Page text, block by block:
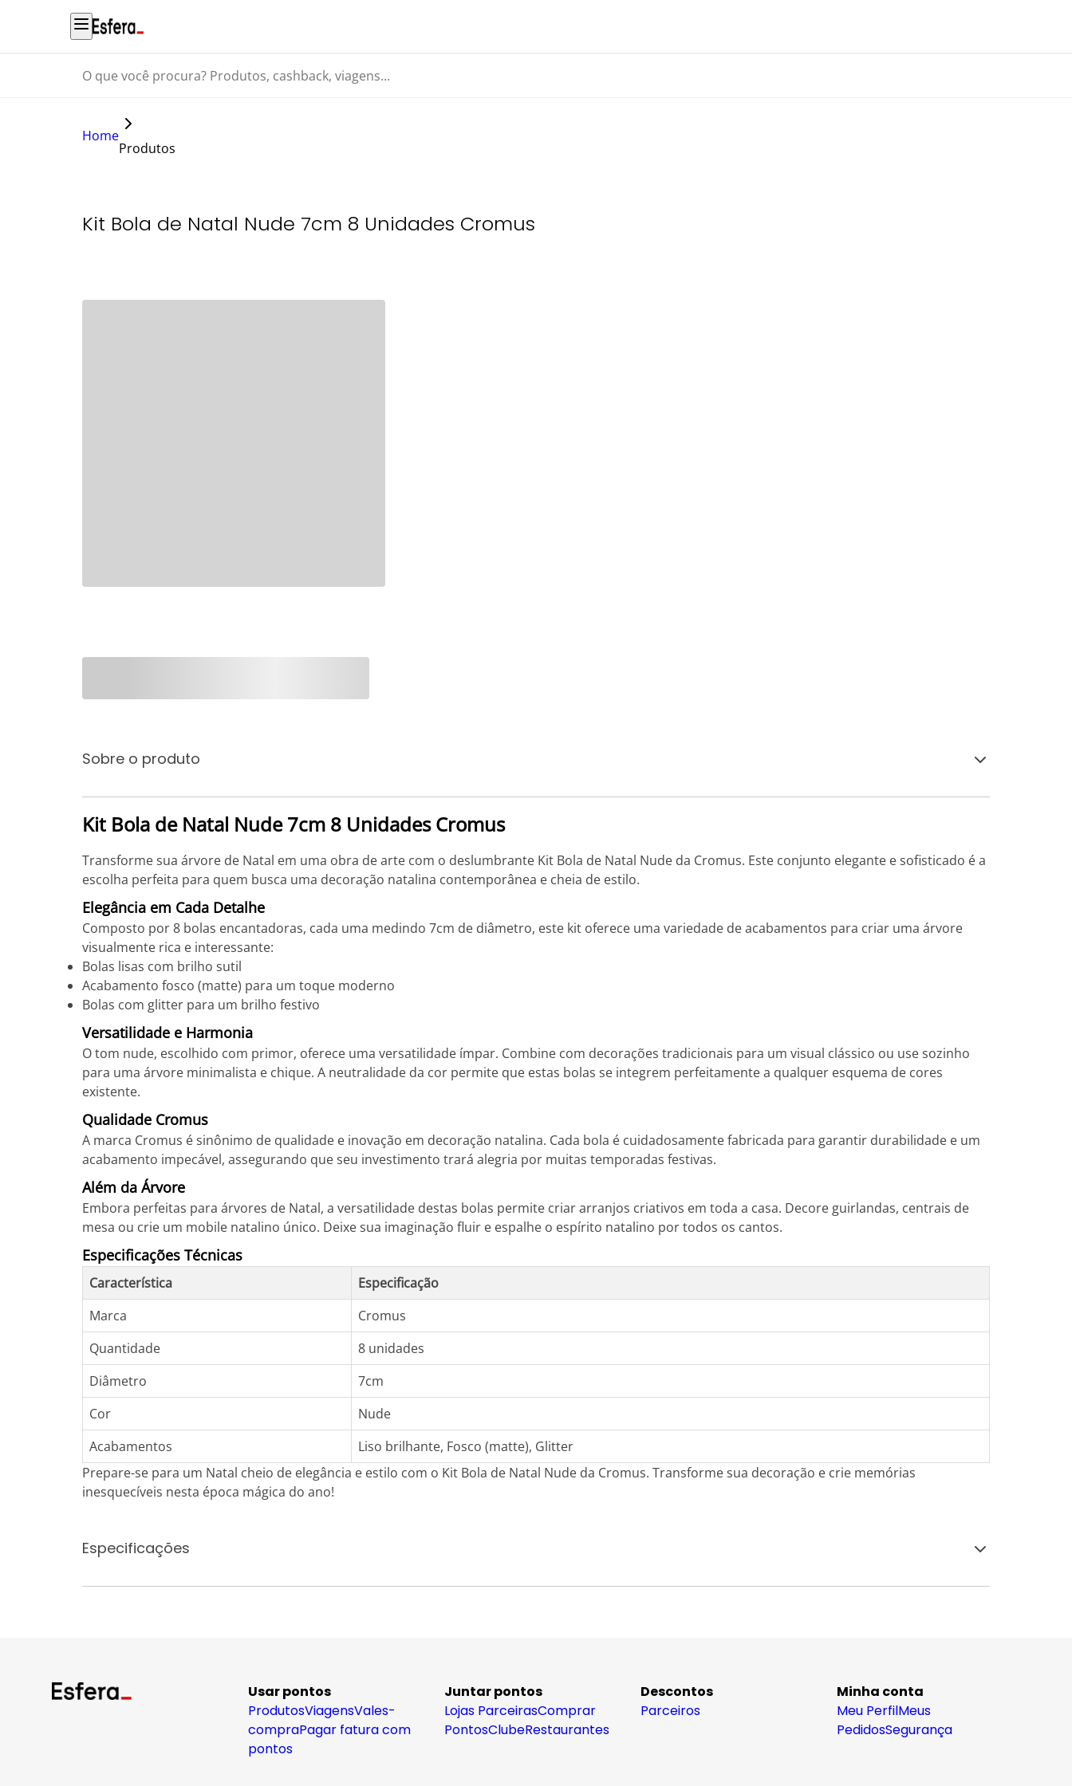
O que você procura? Produtos, cashback, viagens...
Home
Produtos
Kit Bola de Natal Nude 7cm 8 Unidades Cromus
Sobre o produto
Kit Bola de Natal Nude 7cm 8 Unidades Cromus
Transforme sua árvore de Natal em uma obra de arte com o deslumbrante Kit Bola de Natal Nude da Cromus. Este conjunto elegante e sofisticado é a
escolha perfeita para quem busca uma decoração natalina contemporânea e cheia de estilo.
Elegância em Cada Detalhe
Composto por 8 bolas encantadoras, cada uma medindo 7cm de diâmetro, este kit oferece uma variedade de acabamentos para criar uma árvore
visualmente rica e interessante:
Bolas lisas com brilho sutil
Acabamento fosco (matte) para um toque moderno
Bolas com glitter para um brilho festivo
Versatilidade e Harmonia
O tom nude, escolhido com primor, oferece uma versatilidade ímpar. Combine com decorações tradicionais para um visual clássico ou use sozinho
para uma árvore minimalista e chique. A neutralidade da cor permite que estas bolas se integrem perfeitamente a qualquer esquema de cores
existente.
Qualidade Cromus
A marca Cromus é sinônimo de qualidade e inovação em decoração natalina. Cada bola é cuidadosamente fabricada para garantir durabilidade e um
acabamento impecável, assegurando que seu investimento trará alegria por muitas temporadas festivas.
Além da Árvore
Embora perfeitas para árvores de Natal, a versatilidade destas bolas permite criar arranjos criativos em toda a casa. Decore guirlandas, centrais de
mesa ou crie um mobile natalino único. Deixe sua imaginação fluir e espalhe o espírito natalino por todos os cantos.
Especificações Técnicas
Característica
Especificação
Marca
Cromus
Quantidade
8 unidades
Diâmetro
7cm
Cor
Nude
Acabamentos
Liso brilhante, Fosco (matte), Glitter
Prepare-se para um Natal cheio de elegância e estilo com o Kit Bola de Natal Nude da Cromus. Transforme sua decoração e crie memórias
inesquecíveis nesta época mágica do ano!
Especificações
Usar pontos
ProdutosViagensVales-
compraPagar fatura com
pontos
Juntar pontos
Lojas ParceirasComprar
PontosClubeRestaurantes
Descontos
Parceiros
Minha conta
Meu PerfilMeus
PedidosSegurança